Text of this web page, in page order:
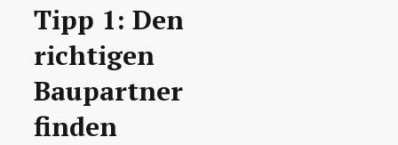
Tipp 1: Den
richtigen
Baupartner
finden